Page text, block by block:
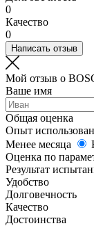
0
Качество
0
Написать отзыв
Мой отзыв о
Ваше имя
Общая оценка
Опыт
Менее месяца
Оценка по
Результат
Удобство
Долговечность
Качество
Достоинства